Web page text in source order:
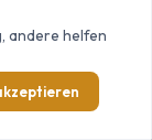
andere helfen